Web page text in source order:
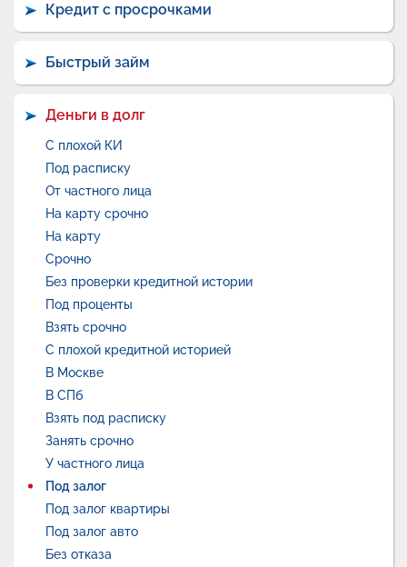
Кредит с просрочками
Быстрый займ
Деньги в долг
С плохой КИ
Под расписку
От частного лица
На карту срочно
На карту
Срочно
Без проверки кредитной истории
Под проценты
Взять срочно
С плохой кредитной историей
В Москве
В СПб
Взять под расписку
Занять срочно
У частного лица
Под залог
Под залог квартиры
Под залог авто
Без отказа